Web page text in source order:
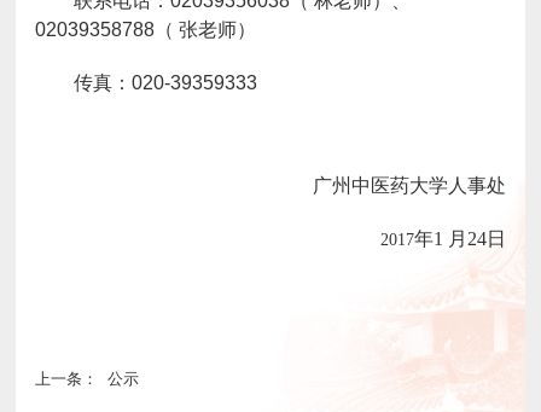
02039358788（ 张老师）
传真：020-39359333
广州中医药大学人事处
2017年1 月24日
上一条： 公示